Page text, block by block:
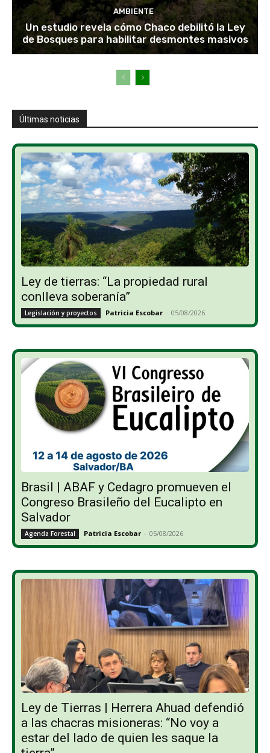
AMBIENTE
Un estudio revela cómo Chaco debilitó la Ley
de Bosques para habilitar desmontes masivos
Últimas noticias
Ley de tierras: “La propiedad rural
conlleva soberanía”
Legislación y proyectos Patricia Escobar - 05/08/2026
Brasil | ABAF y Cedagro promueven el
Congreso Brasileño del Eucalipto en
Salvador
Agenda Forestal Patricia Escobar - 05/08/2026
Ley de Tierras | Herrera Ahuad defendió
a las chacras misioneras: “No voy a
estar del lado de quien les saque la